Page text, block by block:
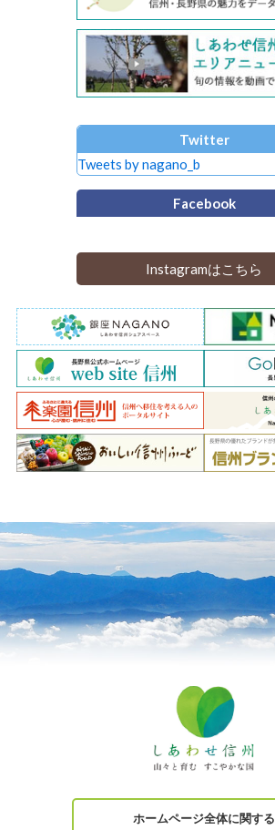
Twitter
Tweets by nagano_b
Facebook
Instagramはこちら
ホームページ全体に関する